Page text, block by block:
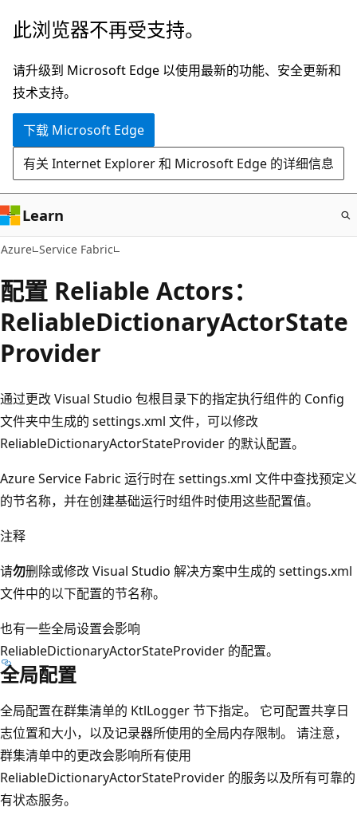
跳
主
要
内
此浏览器不再受支持。
请升级到 Microsoft Edge 以使用最新的功能、安全更新和
技术支持。
下载 Microsoft Edge
有关 Internet Explorer 和 Microsoft Edge 的详细信息
Learn
Azure Service Fabric
配置 Reliable Actors：
ReliableDictionaryActorState
Provider
通过更改 Visual Studio 包根目录下的指定执行组件的 Config
文件夹中生成的 settings.xml 文件，可以修改
ReliableDictionaryActorStateProvider 的默认配置。
Azure Service Fabric 运行时在 settings.xml 文件中查找预定义
的节名称，并在创建基础运行时组件时使用这些配置值。
注释
请勿删除或修改 Visual Studio 解决方案中生成的 settings.xml
文件中的以下配置的节名称。
也有一些全局设置会影响
ReliableDictionaryActorStateProvider 的配置。
全局配置
全局配置在群集清单的 KtlLogger 节下指定。 它可配置共享日
志位置和大小，以及记录器所使用的全局内存限制。 请注意，
群集清单中的更改会影响所有使用
ReliableDictionaryActorStateProvider 的服务以及所有可靠的
有状态服务。